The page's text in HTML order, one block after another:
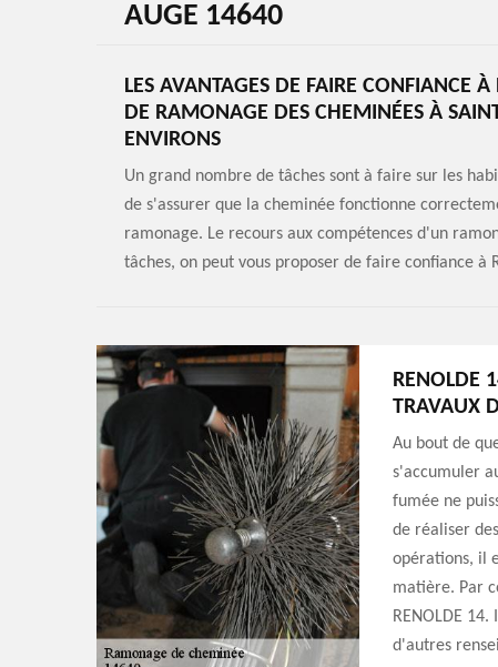
AUGE 14640
LES AVANTAGES DE FAIRE CONFIANCE
DE RAMONAGE DES CHEMINÉES À
ENVIRONS
Un grand nombre de tâches sont à faire sur les
de s'assurer que la cheminée fonctionne
ramonage. Le recours aux compétences d'un
tâches, on peut vous proposer de faire confiance à
RENOLDE
TRAVAUX
Au bout de
s'accumuler
fumée ne
de réaliser
opérations, il
matière. Par
RENOLDE
d'autres